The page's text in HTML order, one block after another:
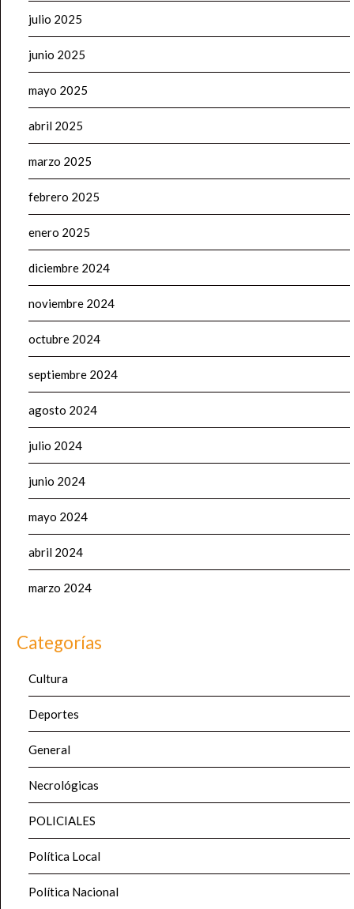
julio 2025
junio 2025
mayo 2025
abril 2025
marzo 2025
febrero 2025
enero 2025
diciembre 2024
noviembre 2024
octubre 2024
septiembre 2024
agosto 2024
julio 2024
junio 2024
mayo 2024
abril 2024
marzo 2024
Categorías
Cultura
Deportes
General
Necrológicas
POLICIALES
Política Local
Política Nacional